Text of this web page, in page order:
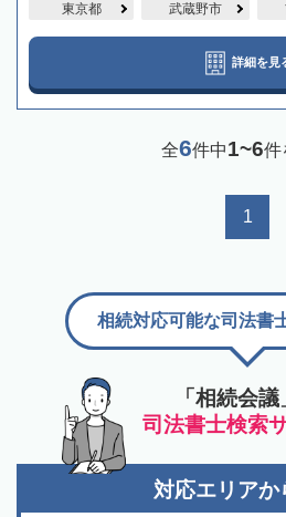
東京都 武蔵野市
詳細を見
全6件中1~6件
1
「相続会
司法書士検索
相続対応可能な司法書
対応エリアか